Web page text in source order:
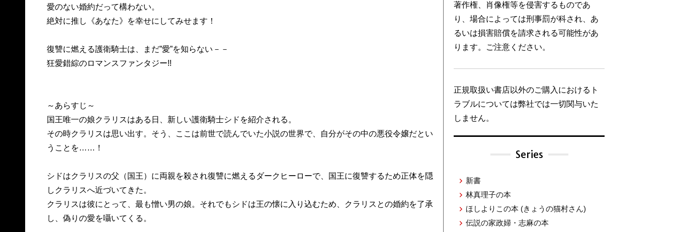
愛のない婚約だって構わない。
絶対に推し《あなた》を幸せにしてみせます！
復讐に燃える護衛騎士は、まだ”愛”を知らない－－
狂愛錯綜のロマンスファンタジー!!
～あらすじ～
国王唯一の娘クラリスはある日、新しい護衛騎士シドを紹介される。
その時クラリスは思い出す。そう、ここは前世で読んでいた小説の世界で、自分がその中の悪役令嬢だとい
うことを……！
シドはクラリスの父（国王）に両親を殺され復讐に燃えるダークヒーローで、国王に復讐するため正体を隠
しクラリスへ近づいてきた。
クラリスは彼にとって、最も憎い男の娘。それでもシドは王の懐に入り込むため、クラリスとの婚約を了承
し、偽りの愛を囁いてくる。
著作権、肖像権等を侵害するものであ
り、場合によっては刑事罰が科され、あ
るいは損害賠償を請求される可能性があ
ります。ご注意ください。
正規取扱い書店以外のご購入におけるト
ラブルについては弊社では一切関与いた
しません。
Series
新書
林真理子の本
ほしよりこの本 (きょうの猫村さん)
伝説の家政婦・志麻の本